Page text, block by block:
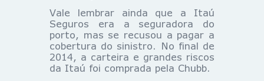
Vale lembrar ainda que a Itaú
Seguros era a seguradora do
porto, mas se recusou a pagar a
cobertura do sinistro. No final de
2014, a carteira e grandes riscos
da Itaú foi comprada pela Chubb.